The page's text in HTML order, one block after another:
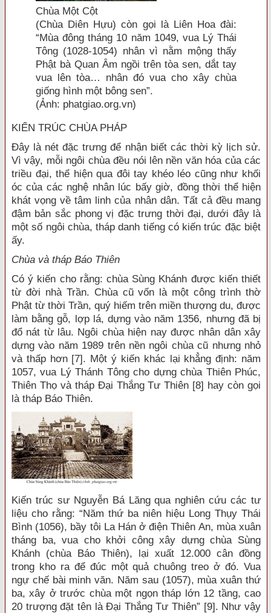
Chùa Một Cột
(Chùa Diên Hựu) còn gọi là Liên Hoa đài:
“Mùa đông tháng 10 năm 1049, vua Lý Thái
Tông (1028-1054) nhân vì nằm mộng thấy
Phật bà Quan Âm ngồi trên tòa sen, dắt tay
vua lên tòa… nhân đó vua cho xây chùa
giống hình một bông sen”.
(Ảnh: phatgiao.org.vn)
KIẾN TRÚC CHÙA PHÁP
Đây là nét đặc trưng để nhận biết các thời kỳ lịch sử.
Vì vậy, mỗi ngôi chùa đều nói lên nền văn hóa của các
triều đại, thể hiện qua đôi tay khéo léo cũng như khối
óc của các nghệ nhân lúc bấy giờ, đồng thời thể hiện
khát vọng về tâm linh của nhân dân. Tất cả đều mang
đậm bản sắc phong vị đặc trưng thời đại, dưới đây là
một số ngôi chùa, tháp danh tiếng có kiến trúc đặc biệt
ấy.
Chùa và tháp Báo Thiên
Có ý kiến cho rằng: chùa Sùng Khánh được kiến thiết
từ đời nhà Trần. Chùa cũ vốn là một công trình thờ
Phật từ thời Trần, quý hiếm trên miền thượng du, được
làm bằng gỗ, lợp lá, dựng vào năm 1356, nhưng đã bị
đổ nát từ lâu. Ngôi chùa hiện nay được nhân dân xây
dựng vào năm 1989 trên nền ngôi chùa cũ nhưng nhỏ
và thấp hơn [7]. Một ý kiến khác lại khẳng định: năm
1057, vua Lý Thánh Tông cho dựng chùa Thiên Phúc,
Thiên Thọ và tháp Đại Thắng Tư Thiên [8] hay còn gọi
là tháp Báo Thiên.
Kiến trúc sư Nguyễn Bá Lăng qua nghiên cứu các tư
liệu cho rằng: “Năm thứ ba niên hiệu Long Thụy Thái
Bình (1056), bầy tôi La Hán ở điện Thiên An, mùa xuân
tháng ba, vua cho khởi công xây dựng chùa Sùng
Khánh (chùa Báo Thiên), lại xuất 12.000 cân đồng
trong kho ra để đúc một quả chuông treo ở đó. Vua
ngự chế bài minh văn. Năm sau (1057), mùa xuân thứ
ba, xây ở trước chùa một ngọn tháp lớn 12 tầng, cao
20 trượng đặt tên là Đại Thắng Tư Thiên” [9]. Như vậy